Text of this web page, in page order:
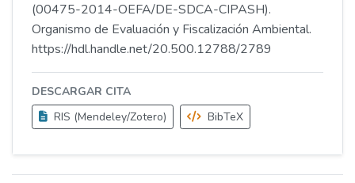
(00475-2014-OEFA/DE-SDCA-CIPASH).
Organismo de Evaluación y Fiscalización Ambiental.
https://hdl.handle.net/20.500.12788/2789
DESCARGAR CITA
RIS (Mendeley/Zotero)
BibTeX